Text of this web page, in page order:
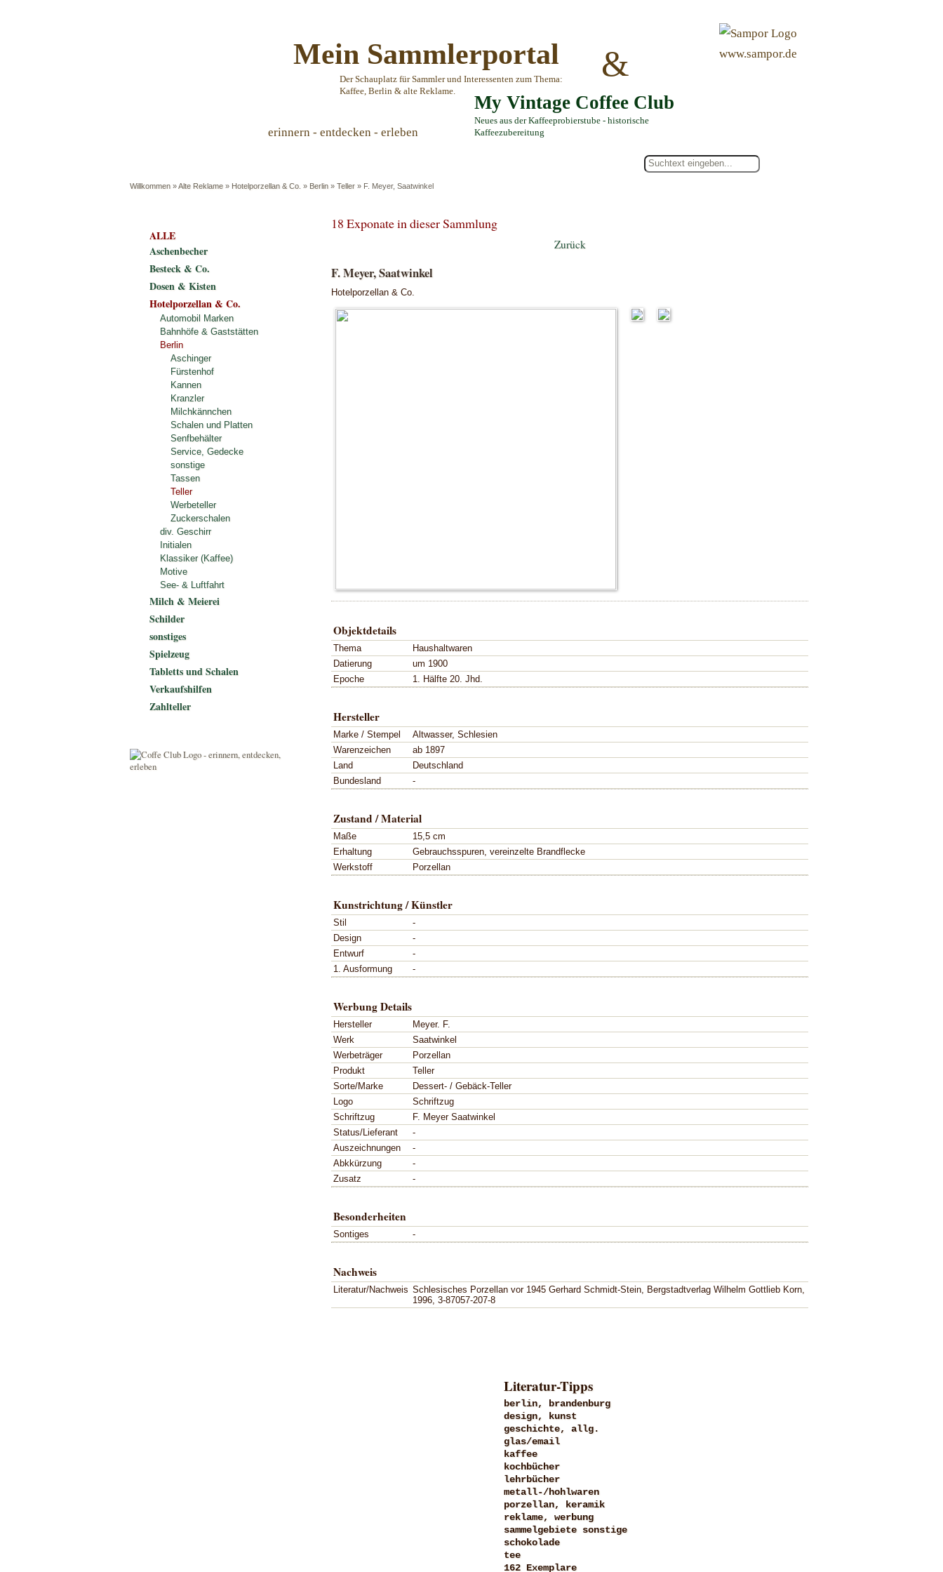
Mein Sammlerportal
Der Schauplatz für Sammler und Interessenten zum Thema:
Kaffee, Berlin & alte Reklame.
&
My Vintage Coffee Club
Neues aus der Kaffeeprobierstube - historische
Kaffeezubereitung
www.sampor.de
erinnern - entdecken - erleben
Willkommen »Alte Reklame » Hotelporzellan & Co. » Berlin » Teller » F. Meyer, Saatwinkel
18 Exponate in dieser Sammlung
Zurück
F. Meyer, Saatwinkel
Hotelporzellan & Co.
Objektdetails
Thema
Haushaltwaren
Datierung
um 1900
Epoche
1. Hälfte 20. Jhd.
Hersteller
Marke / Stempel
Altwasser, Schlesien
Warenzeichen
ab 1897
Land
Deutschland
Bundesland
-
Zustand / Material
Maße
15,5 cm
Erhaltung
Gebrauchsspuren, vereinzelte Brandflecke
Werkstoff
Porzellan
Kunstrichtung / Künstler
Stil
-
Design
-
Entwurf
-
1. Ausformung
-
Werbung Details
Hersteller
Meyer. F.
Werk
Saatwinkel
Werbeträger
Porzellan
Produkt
Teller
Sorte/Marke
Dessert- / Gebäck-Teller
Logo
Schriftzug
Schriftzug
F. Meyer Saatwinkel
Status/Lieferant
-
Auszeichnungen
-
Abkkürzung
-
Zusatz
-
Besonderheiten
Sontiges -
Nachweis
Literatur/Nachweis Schlesisches Porzellan vor 1945 Gerhard Schmidt-Stein, Bergstadtverlag Wilhelm Gottlieb Korn,
1996, 3-87057-207-8
ALLE
Aschenbecher
Besteck & Co.
Dosen & Kisten
Hotelporzellan & Co.
Automobil Marken
Bahnhöfe & Gaststätten
Berlin
Aschinger
Fürstenhof
Kannen
Kranzler
Milchkännchen
Schalen und Platten
Senfbehälter
Service, Gedecke
sonstige
Tassen
Teller
Werbeteller
Zuckerschalen
div. Geschirr
Initialen
Klassiker (Kaffee)
Motive
See- & Luftfahrt
Milch & Meierei
Schilder
sonstiges
Spielzeug
Tabletts und Schalen
Verkaufshilfen
Zahlteller
Literatur-Tipps
berlin, brandenburg
design, kunst
geschichte, allg.
glas/email
kaffee
kochbücher
lehrbücher
metall-/hohlwaren
porzellan, keramik
reklame, werbung
sammelgebiete sonstige
schokolade
tee
162 Exemplare